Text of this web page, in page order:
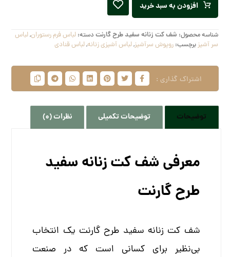
افزودن به سبد خرید
شناسه محصول: شف کت زنانه سفید طرح گارنت دسته:لباس فرم رستوران,لباس
سر آشپزبرچسب:روپوش سرآشپز,لباس آشپزی زنانه,لباس قنادی
توضیحات توضیحات تکمیلی نظرات (0)
معرفی شف کت زنانه سفید
طرح گارنت
شف کت زنانه سفید طرح گارنت یک انتخاب
بی‌نظیر برای کسانی است که در صنعت